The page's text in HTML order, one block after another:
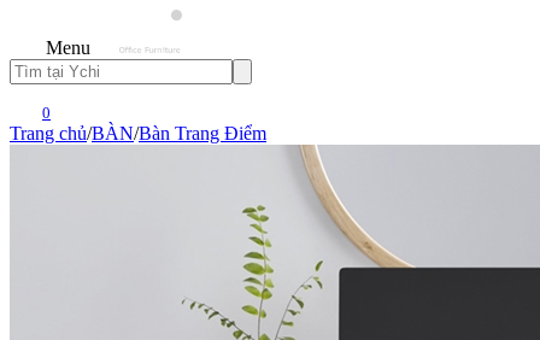
Menu
0
Trang chủ/BÀN/Bàn Trang Điểm